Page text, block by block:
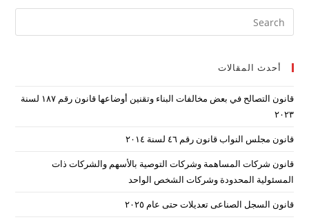
أحدث المقالات
قانون التصالح في بعض مخالفات البناء وتقنين أوضاعها قانون رقم ۱۸۷ لسنة
۲۰۲۳
قانون مجلس النواب قانون رقم ٤٦ لسنة ٢٠١٤
قانون شركات المساهمة وشركات التوصية بالأسهم والشركات ذات
المسئولية المحدودة وشركات الشخص الواحد
قانون السجل الصناعى تعديلات حتى عام ٢٠٢٥